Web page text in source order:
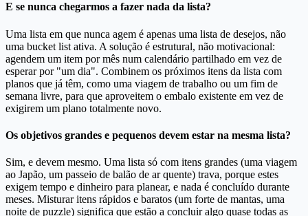
E se nunca chegarmos a fazer nada da lista?
Uma lista em que nunca agem é apenas uma lista de desejos, não
uma bucket list ativa. A solução é estrutural, não motivacional:
agendem um item por mês num calendário partilhado em vez de
esperar por "um dia". Combinem os próximos itens da lista com
planos que já têm, como uma viagem de trabalho ou um fim de
semana livre, para que aproveitem o embalo existente em vez de
exigirem um plano totalmente novo.
Os objetivos grandes e pequenos devem estar na mesma lista?
Sim, e devem mesmo. Uma lista só com itens grandes (uma viagem
ao Japão, um passeio de balão de ar quente) trava, porque estes
exigem tempo e dinheiro para planear, e nada é concluído durante
meses. Misturar itens rápidos e baratos (um forte de mantas, uma
noite de puzzle) significa que estão a concluir algo quase todas as